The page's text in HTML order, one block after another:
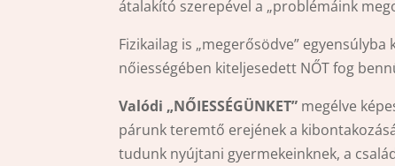
átalakító szerepével a „problémáink
Fizikailag is „megerősödve”
nőiességében kiteljesedett NŐT fog
Valódi „NŐIESSÉGÜNKET” megélve
párunk teremtő erejének a
tudunk nyújtani gyermekeinknek, a